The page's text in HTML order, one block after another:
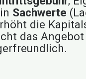
Sachwerte
die
das Angebot